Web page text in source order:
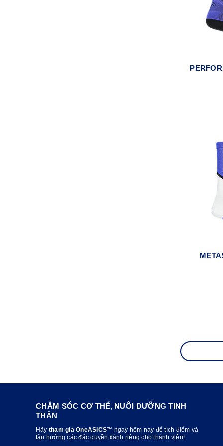
CHĂM SÓC CƠ THỂ, NUÔI DƯỠNG TINH
THẦN
Hãy tham gia OneASICS™ ngay hôm nay để tích điểm và
tận hưởng các đặc quyền dành riêng cho thành viên!